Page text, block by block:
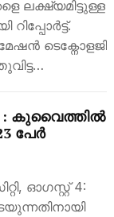
ലക്ഷ്യമിട്ടുള്ള
ടെക്നോളജി
: കുവൈത്തിൽ
പേർ
ഓഗസ്റ്റ് 4: